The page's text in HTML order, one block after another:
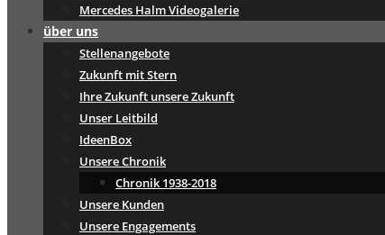
Mercedes Halm Videogalerie
über uns
Stellenangebote
Zukunft mit Stern
Ihre Zukunft unsere Zukunft
Unser Leitbild
IdeenBox
Unsere Chronik
Chronik 1938-2018
Unsere Kunden
Unsere Engagements